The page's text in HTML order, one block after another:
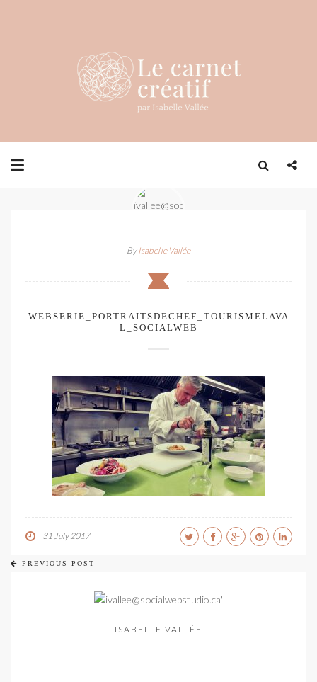
ByIsabelle Vallée
WEBSERIE_PORTRAITSDECHEF_TOURISMELAVA
L_SOCIALWEB
31 July 2017
PREVIOUS POST
ISABELLE VALLÉE